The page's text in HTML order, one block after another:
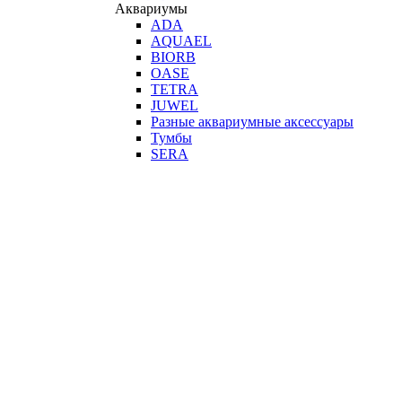
Аквариумы
ADA
AQUAEL
BIORB
OASE
TETRA
JUWEL
Разные аквариумные аксессуары
Тумбы
SERA